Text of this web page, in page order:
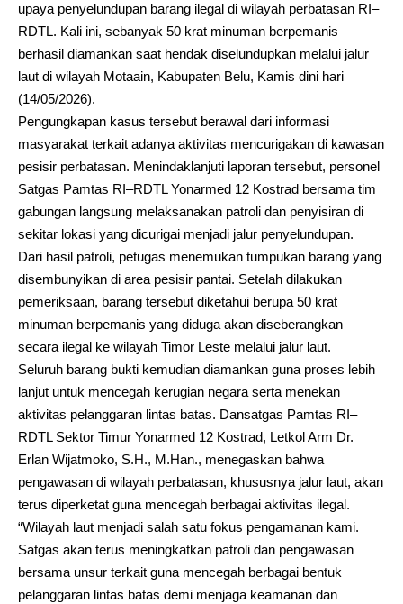
upaya penyelundupan barang ilegal di wilayah perbatasan RI–
RDTL. Kali ini, sebanyak 50 krat minuman berpemanis
berhasil diamankan saat hendak diselundupkan melalui jalur
laut di wilayah Motaain, Kabupaten Belu, Kamis dini hari
(14/05/2026).
Pengungkapan kasus tersebut berawal dari informasi
masyarakat terkait adanya aktivitas mencurigakan di kawasan
pesisir perbatasan. Menindaklanjuti laporan tersebut, personel
Satgas Pamtas RI–RDTL Yonarmed 12 Kostrad bersama tim
gabungan langsung melaksanakan patroli dan penyisiran di
sekitar lokasi yang dicurigai menjadi jalur penyelundupan.
Dari hasil patroli, petugas menemukan tumpukan barang yang
disembunyikan di area pesisir pantai. Setelah dilakukan
pemeriksaan, barang tersebut diketahui berupa 50 krat
minuman berpemanis yang diduga akan diseberangkan
secara ilegal ke wilayah Timor Leste melalui jalur laut.
Seluruh barang bukti kemudian diamankan guna proses lebih
lanjut untuk mencegah kerugian negara serta menekan
aktivitas pelanggaran lintas batas. Dansatgas Pamtas RI–
RDTL Sektor Timur Yonarmed 12 Kostrad, Letkol Arm Dr.
Erlan Wijatmoko, S.H., M.Han., menegaskan bahwa
pengawasan di wilayah perbatasan, khususnya jalur laut, akan
terus diperketat guna mencegah berbagai aktivitas ilegal.
“Wilayah laut menjadi salah satu fokus pengamanan kami.
Satgas akan terus meningkatkan patroli dan pengawasan
bersama unsur terkait guna mencegah berbagai bentuk
pelanggaran lintas batas demi menjaga keamanan dan